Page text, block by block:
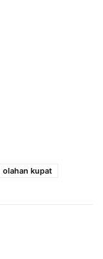
olahan kupat